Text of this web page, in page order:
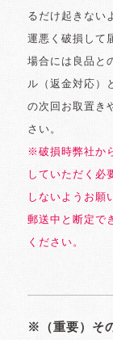
るだけ起きない
運悪く破損して
場合には良品と
ル（返金対応）
の次回お取置き
さい。
※破損時弊社か
していただく必
しないようお願
郵送中と断定で
ください。
※（重要）そ